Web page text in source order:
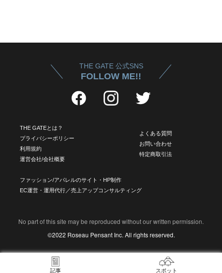
THE GATE 公式SNS
FOLLOW ME!!
THE GATEとは？
プライバシーポリシー
利用規約
運営会社/会社概要
よくある質問
お問い合わせ
特定商取引法
ファッション/アパレルのサイト・HP制作
EC運営・運用代行／売上アップコンサルティング
No part of this site may be reproduced without our written permission.
©2022 Roseau Pensant Inc. All rights reserved.
記事 スポット